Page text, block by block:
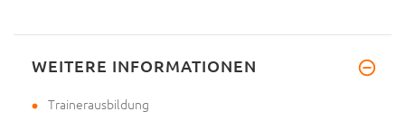
WEITERE INFORMATIONEN
Trainerausbildung